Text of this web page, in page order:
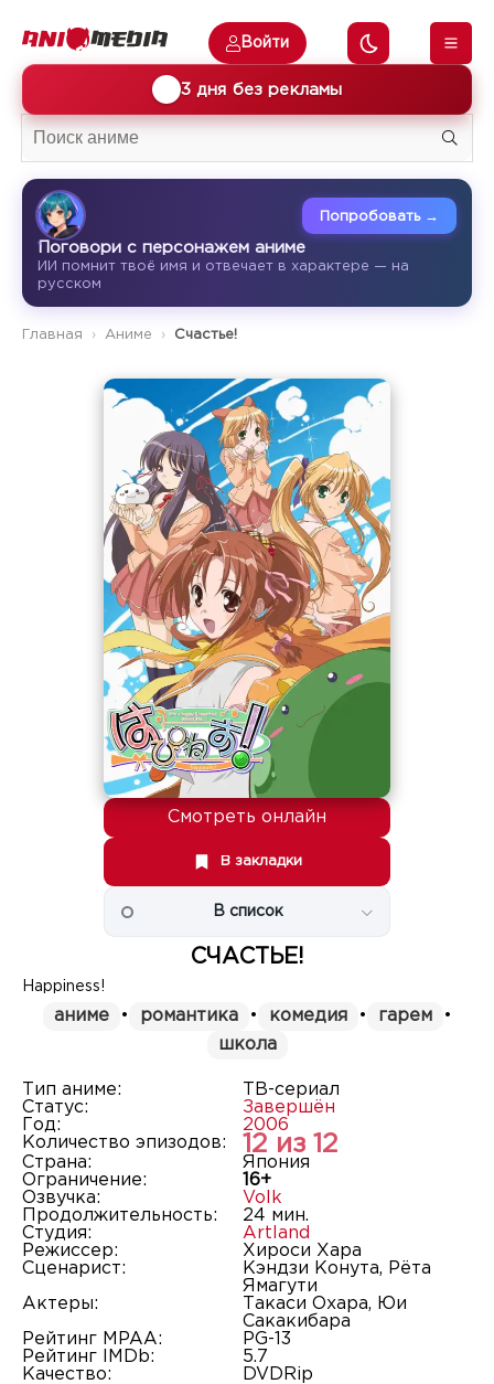
3 дня без рекламы
Войти
Поговори с персонажем аниме
ИИ помнит твоё имя и отвечает в характере — на
русском
Попробовать →
Главная Аниме Счастье!
Смотреть онлайн
В закладки
В список
СЧАСТЬЕ!
Happiness!
аниме • романтика • комедия • гарем
•
школа
Тип аниме:
ТВ-сериал
Статус:
Завершён
Год:
2006
Количество эпизодов:
12 из 12
Страна:
Япония
Ограничение:
16+
Озвучка:
Volk
Продолжительность:
24 мин.
Студия:
Artland
Режиссер:
Хироси Хара
Сценарист:
Кэндзи Конута, Рёта
Ямагути
Актеры:
Такаси Охара, Юи
Сакакибара
Рейтинг MPAA:
PG-13
Рейтинг IMDb:
5.7
Качество:
DVDRip